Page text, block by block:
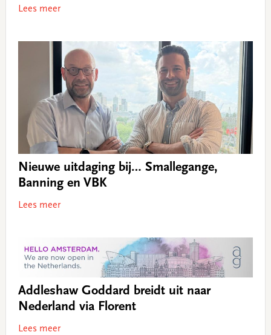
Lees meer
Nieuwe uitdaging bij… Smallegange,
Banning en VBK
Lees meer
Addleshaw Goddard breidt uit naar
Nederland via Florent
Lees meer